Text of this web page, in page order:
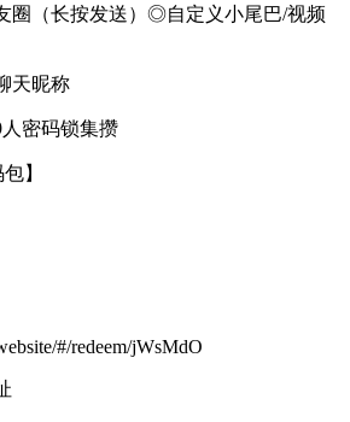
圈（长按发送）◎自定义小尾巴/视频
天昵称
密码锁集攒
】
#/redeem/jWsMdO